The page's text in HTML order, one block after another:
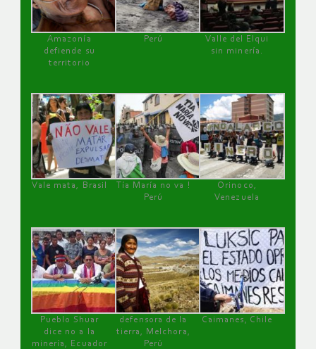
Amazonía
defiende su
territorio
Perú
Valle del Elqui
sin minería.
Vale mata, Brasil
Tía María no va !
Perú
Orinoco,
Venezuela
Pueblo Shuar
dice no a la
minería, Ecuador
defensora de la
tierra, Melchora,
Perú
Caimanes, Chile